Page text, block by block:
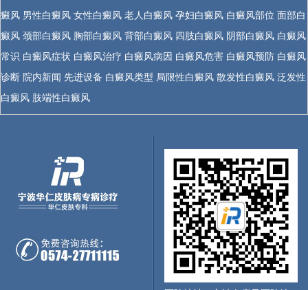
癜风 男性白癜风 女性白癜风 老人白癜风 孕妇白癜风 白癜风部位 面部白
癜风 颈部白癜风 胸部白癜风 背部白癜风 四肢白癜风 阴部白癜风 白癜风
常识 白癜风症状 白癜风治疗 白癜风病因 白癜风危害 白癜风预防 白癜风
诊断 院内新闻 先进设备 白癜风类型 局限性白癜风 散发性白癜风 泛发性
白癜风 肢端性白癜风